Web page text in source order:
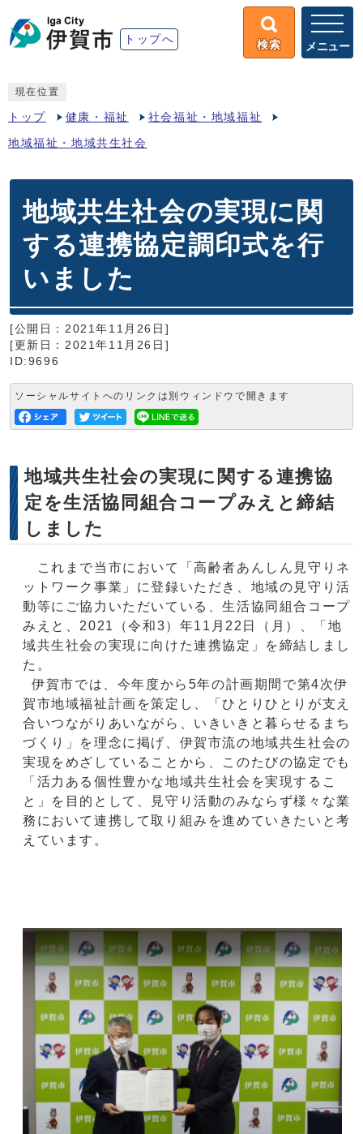
トップへ 検索 メニュー
現在位置
トップ 健康・福祉 社会福祉・地域福祉
地域福祉・地域共生社会
地域共生社会の実現に関
する連携協定調印式を行
いました
[公開日：2021年11月26日]
[更新日：2021年11月26日]
ID:9696
ソーシャルサイトへのリンクは別ウィンドウで開きます
地域共生社会の実現に関する連携協
定を生活協同組合コープみえと締結
しました
これまで当市において「高齢者あんしん見守りネ
ットワーク事業」に登録いただき、地域の見守り活
動等にご協力いただいている、生活協同組合コープ
みえと、2021（令和3）年11月22日（月）、「地
域共生社会の実現に向けた連携協定」を締結しまし
た。
伊賀市では、今年度から5年の計画期間で第4次伊
賀市地域福祉計画を策定し、「ひとりひとりが支え
合いつながりあいながら、いきいきと暮らせるまち
づくり」を理念に掲げ、伊賀市流の地域共生社会の
実現をめざしていることから、このたびの協定でも
「活力ある個性豊かな地域共生社会を実現するこ
と」を目的として、見守り活動のみならず様々な業
務において連携して取り組みを進めていきたいと考
えています。